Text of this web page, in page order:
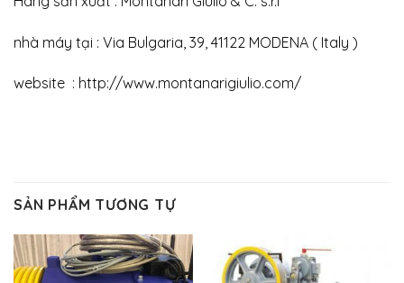
nhà máy tại : Via Bulgaria, 39, 41122 MODENA ( Italy )
website : http://www.montanarigiulio.com/
SẢN PHẨM TƯƠNG TỰ